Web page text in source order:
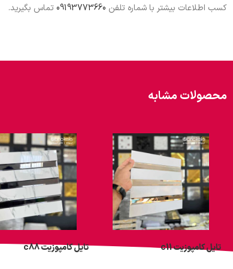
کسب اطلاعات بیشتر با شماره تلفن 09193773660تماس بگیرید.
محصولات مشابه
تایل کامپوزیت c11 تایل کامپوزیت c88